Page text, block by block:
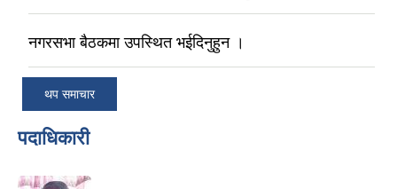
नगरसभा बैठकमा उपस्थित भईदिनुहुन ।
थप समाचार
पदाधिकारी